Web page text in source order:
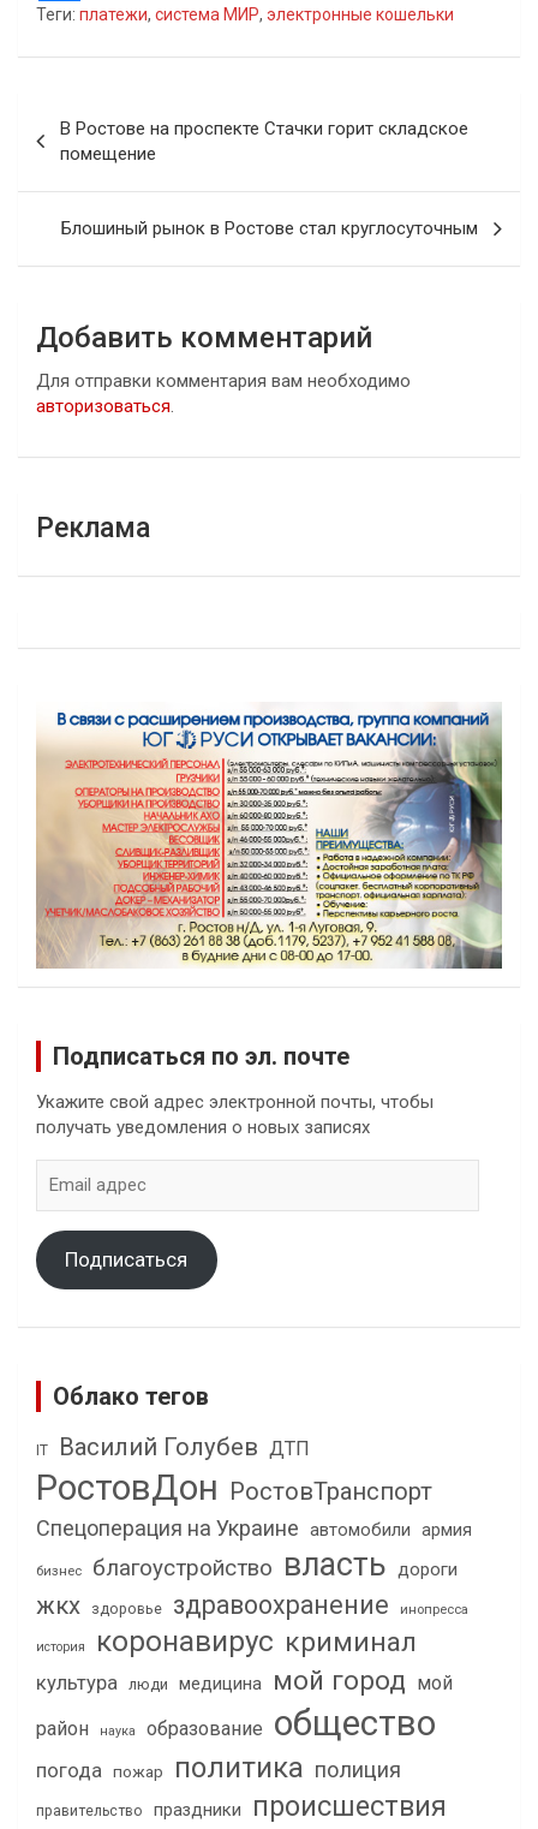
Теги: платежи, система МИР, электронные кошельки
по
записям
В Ростове на проспекте Стачки горит складское
помещение
Блошиный рынок в Ростове стал круглосуточным
Добавить комментарий
Для отправки комментария вам необходимо
авторизоваться.
Реклама
Подписаться по эл. почте
Укажите свой адрес электронной почты, чтобы
получать уведомления о новых записях
адрес
Подписаться
Облако тегов
IT Василий Голубев ДТП
РостовДон РостовТранспорт
Спецоперация на Украине автомобили армия
бизнес благоустройство власть дороги
жкх здоровье здравоохранение инопресса
история коронавирус криминал
культура люди медицина мой город мой
район
наука образование общество
погода пожар политика полиция
правительство праздники происшествия